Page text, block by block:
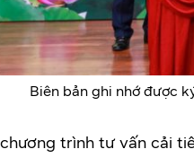
Biên bản ghi nhớ được
trình tư vấn cải